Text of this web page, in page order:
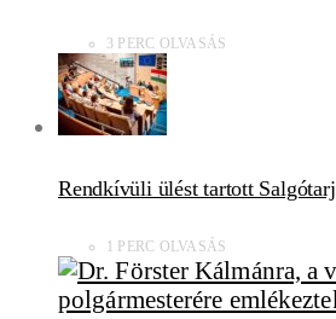
3 PERC OLVASÁS
Rendkívüli ülést tartott
1 PERC OLVASÁS